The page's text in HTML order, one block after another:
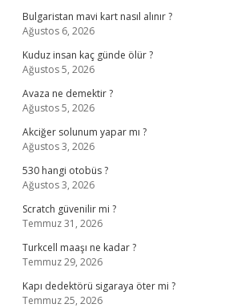
Bulgaristan mavi kart nasıl alınır ?
Ağustos 6, 2026
Kuduz insan kaç günde ölür ?
Ağustos 5, 2026
Avaza ne demektir ?
Ağustos 5, 2026
Akciğer solunum yapar mı ?
Ağustos 3, 2026
530 hangi otobüs ?
Ağustos 3, 2026
Scratch güvenilir mi ?
Temmuz 31, 2026
Turkcell maaşı ne kadar ?
Temmuz 29, 2026
Kapı dedektörü sigaraya öter mi ?
Temmuz 25, 2026